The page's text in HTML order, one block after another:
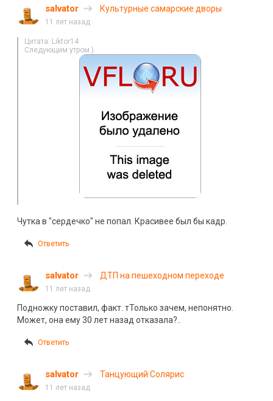
salvator Культурные самарские дворы
11 лет назад
Цитата: Liktor14
Следующим утром.)
Чутка в "сердечко" не попал. Красивее был бы кадр.
Ответить
salvator ДТП на пешеходном переходе
11 лет назад
Подножку поставил, факт. тТолько зачем, непонятно.
Может, она ему 30 лет назад отказала?..
Ответить
salvator Танцующий Солярис
11 лет назад